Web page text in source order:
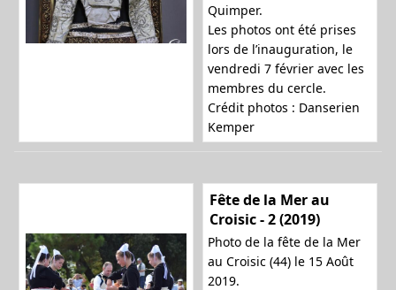
Quimper.
Les photos ont été prises
lors de l’inauguration, le
vendredi 7 février avec les
membres du cercle.
Crédit photos : Danserien
Kemper
Fête de la Mer au
Croisic - 2 (2019)
Photo de la fête de la Mer
au Croisic (44) le 15 Août
2019.